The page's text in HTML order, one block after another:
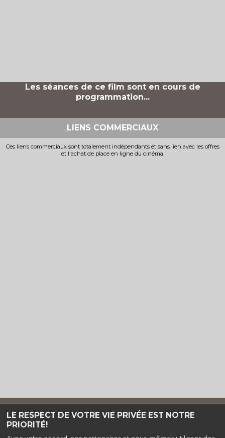
LE RESPECT DE VOTRE VIE PRIVÉE EST NOTRE
PRIORITÉ!
Les séances de ce film sont en cours de
programmation...
LIENS COMMERCIAUX
Ces liens commerciaux sont totalement indépendants et sans lien avec les offres
et l'achat de place en ligne du cinéma.